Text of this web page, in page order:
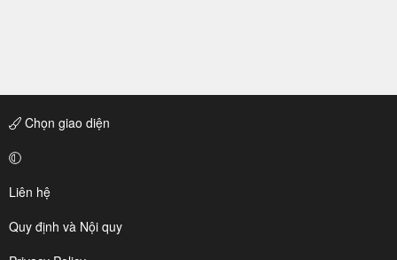
Chọn giao diện
Liên hệ
Quy định và Nội quy